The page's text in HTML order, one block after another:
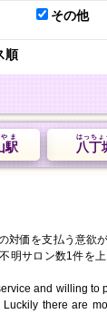
その他
順
八丁
はっちょ
駅
ま
価を支払う意欲が
明サロン数1件を上
and willing to
there are